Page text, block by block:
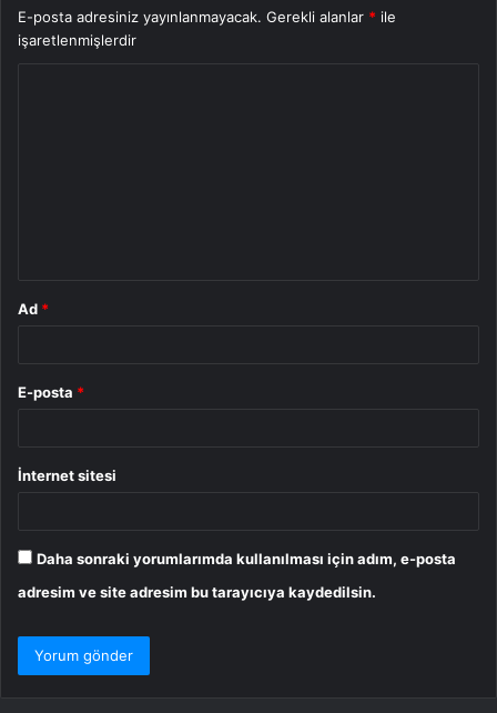
E-posta adresiniz yayınlanmayacak. Gerekli alanlar * ile
işaretlenmişlerdir
Ad *
E-posta *
İnternet sitesi
Daha sonraki yorumlarımda kullanılması için adım, e-posta
adresim ve site adresim bu tarayıcıya kaydedilsin.